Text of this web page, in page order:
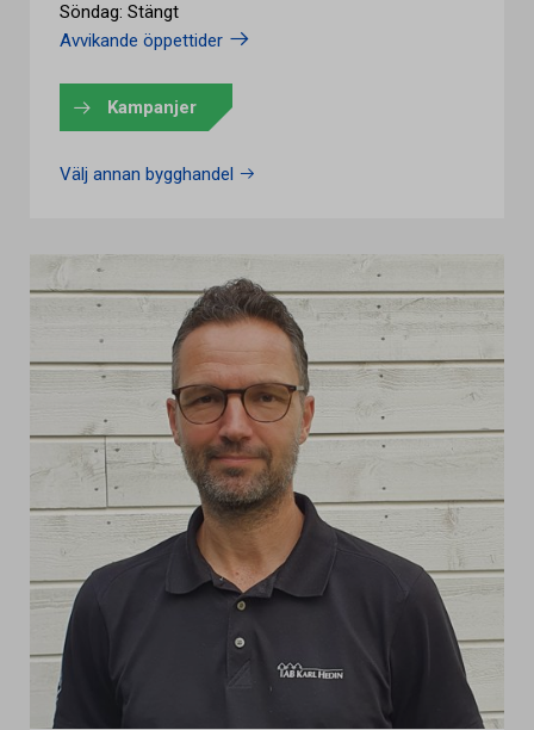
Söndag: Stängt
Avvikande öppettider
Kampanjer
Välj annan bygghandel